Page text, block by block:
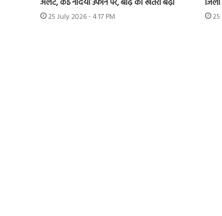
अलर्ट, कई नदियां उफान पर, बाढ़ का खतरा बढ़ा
25 July 2026 - 4:17 PM